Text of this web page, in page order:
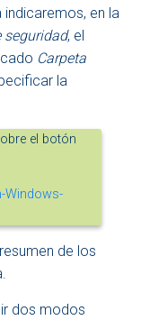
indicaremos, en la
seguridad, el
Carpeta
la
el botón
de los
dos modos